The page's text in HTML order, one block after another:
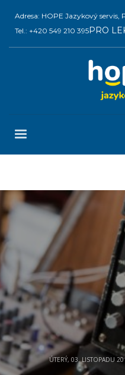
Adresa: HOPE Jazykový
Tel.: +420 549 210 395PRO
ÚTERÝ, 03. LISTOPADU